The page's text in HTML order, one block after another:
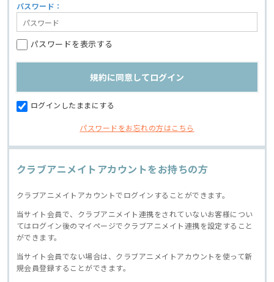
パスワード：
パスワードを表示する
ログインしたままにする
パスワードをお忘れの方はこちら
クラブアニメイトアカウントをお持ちの方
クラブアニメイトアカウントでログインすることができます。
当サイト会員で、クラブアニメイト連携をされていないお客様につい
てはログイン後のマイページでクラブアニメイト連携を設定すること
ができます。
当サイト会員でない場合は、クラブアニメイトアカウントを使って新
規会員登録することができます。